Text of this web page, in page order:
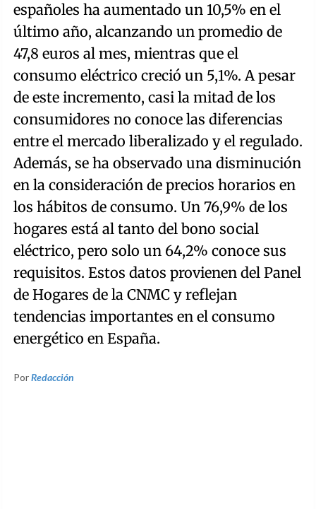
españoles ha aumentado un 10,5% en el
último año, alcanzando un promedio de
47,8 euros al mes, mientras que el
consumo eléctrico creció un 5,1%. A pesar
de este incremento, casi la mitad de los
consumidores no conoce las diferencias
entre el mercado liberalizado y el regulado.
Además, se ha observado una disminución
en la consideración de precios horarios en
los hábitos de consumo. Un 76,9% de los
hogares está al tanto del bono social
eléctrico, pero solo un 64,2% conoce sus
requisitos. Estos datos provienen del Panel
de Hogares de la CNMC y reflejan
tendencias importantes en el consumo
energético en España.
PorRedacción